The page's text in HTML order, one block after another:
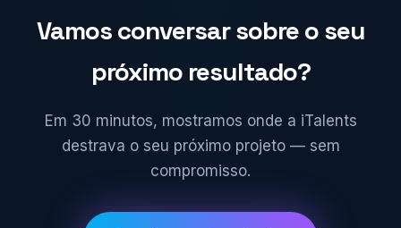
Vamos conversar sobre o seu
próximo resultado?
Em 30 minutos, mostramos onde a iTalents
destrava o seu próximo projeto — sem
compromisso.